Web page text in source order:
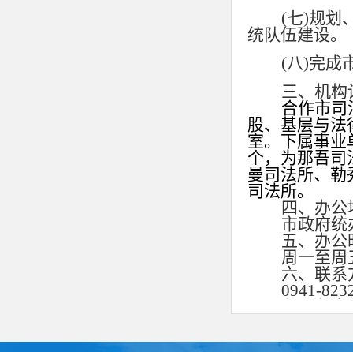
(七)规划
统队伍建设。
(八)完成
三、机构
合作市司
股、基层与法
室。下属事业
个，为那吾司
曼司法所、勒
司法所。
四、办公
市政府统
五、办公
周一至周
六、联系
0941-
加入中国共产